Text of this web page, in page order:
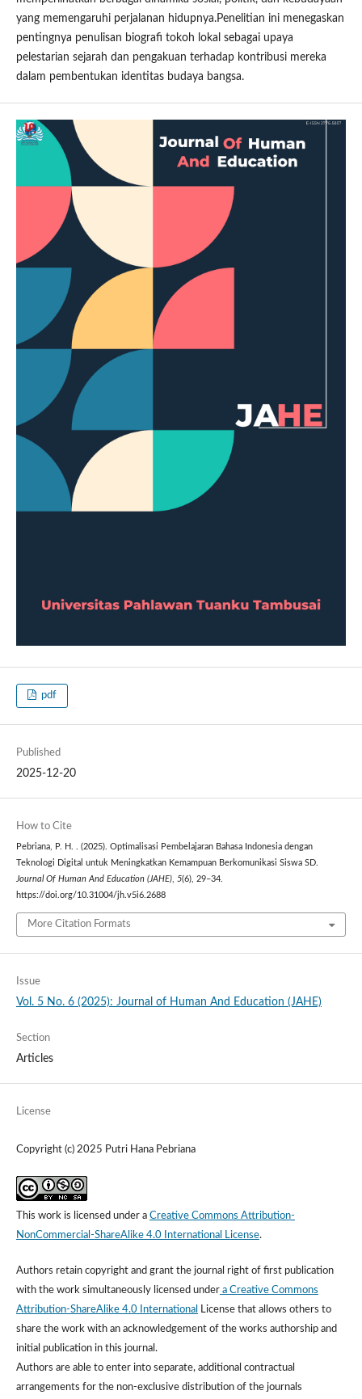
yang memengaruhi perjalanan hidupnya.Penelitian ini menegaskan
pentingnya penulisan biografi tokoh lokal sebagai upaya
pelestarian sejarah dan pengakuan terhadap kontribusi mereka
dalam pembentukan identitas budaya bangsa.
pdf
Published
2025-12-20
How to Cite
Pebriana, P. H. . (2025). Optimalisasi Pembelajaran Bahasa Indonesia dengan
Teknologi Digital untuk Meningkatkan Kemampuan Berkomunikasi Siswa SD.
Journal Of Human And Education (JAHE), 5(6), 29–34.
https://doi.org/10.31004/jh.v5i6.2688
More Citation Formats
Issue
Vol. 5 No. 6 (2025): Journal of Human And Education (JAHE)
Section
Articles
License
Copyright (c) 2025 Putri Hana Pebriana
This work is licensed under a Creative Commons Attribution-
NonCommercial-ShareAlike 4.0 International License.
Authors retain copyright and grant the journal right of first publication
with the work simultaneously licensed undera Creative Commons
Attribution-ShareAlike 4.0 International
License that allows others to
share the work with an acknowledgement of the works authorship and
initial publication in this journal.
Authors are able to enter into separate, additional contractual
arrangements for the non-exclusive distribution of the journals